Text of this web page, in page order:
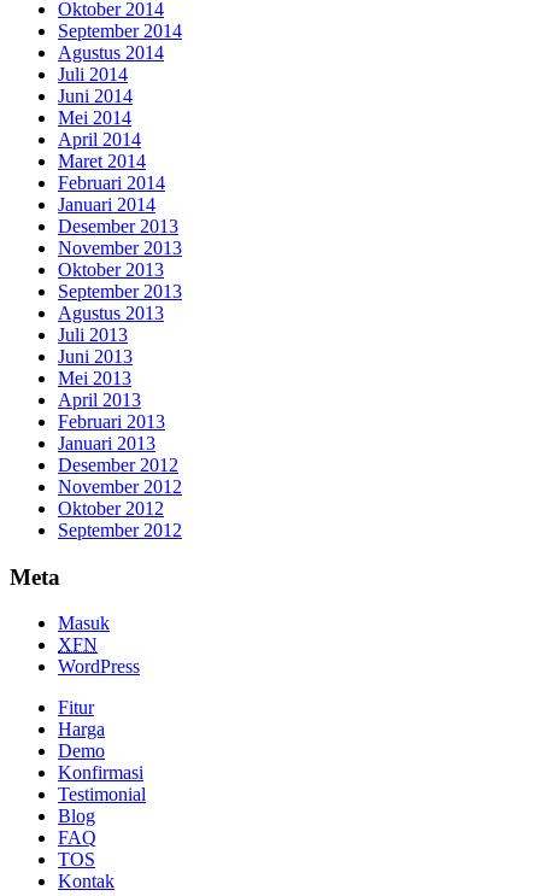
Oktober 2014
September 2014
Agustus 2014
Juli 2014
Juni 2014
Mei 2014
April 2014
Maret 2014
Februari 2014
Januari 2014
Desember 2013
November 2013
Oktober 2013
September 2013
Agustus 2013
Juli 2013
Juni 2013
Mei 2013
April 2013
Februari 2013
Januari 2013
Desember 2012
November 2012
Oktober 2012
September 2012
Meta
Masuk
XFN
WordPress
Fitur
Harga
Demo
Konfirmasi
Testimonial
Blog
FAQ
TOS
Kontak